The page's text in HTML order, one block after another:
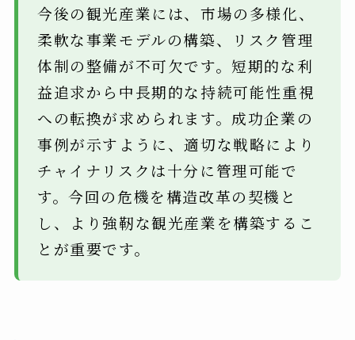
今後の観光産業には、市場の多様化、
柔軟な事業モデルの構築、リスク管理
体制の整備が不可欠です。短期的な利
益追求から中長期的な持続可能性重視
への転換が求められます。成功企業の
事例が示すように、適切な戦略により
チャイナリスクは十分に管理可能で
す。今回の危機を構造改革の契機と
し、より強靭な観光産業を構築するこ
とが重要です。